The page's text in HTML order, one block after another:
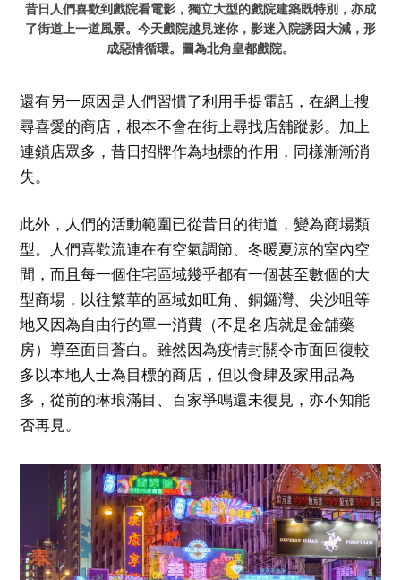
昔日人們喜歡到戲院看電影，獨立大型的戲院建築既特別，亦成
了街道上一道風景。今天戲院越見迷你，影迷入院誘因大減，形
成惡情循環。圖為北角皇都戲院。
還有另一原因是人們習慣了利用手提電話，在網上搜
尋喜愛的商店，根本不會在街上尋找店舖蹤影。加上
連鎖店眾多，昔日招牌作為地標的作用，同樣漸漸消
失。
此外，人們的活動範圍已從昔日的街道，變為商場類
型。人們喜歡流連在有空氣調節、冬暖夏涼的室內空
間，而且每一個住宅區域幾乎都有一個甚至數個的大
型商場，以往繁華的區域如旺角、銅鑼灣、尖沙咀等
地又因為自由行的單一消費（不是名店就是金舖藥
房）導至面目蒼白。雖然因為疫情封關令市面回復較
多以本地人士為目標的商店，但以食肆及家用品為
多，從前的琳琅滿目、百家爭鳴還未復見，亦不知能
否再見。